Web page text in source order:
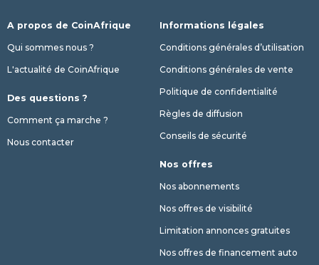
A propos de CoinAfrique
Qui sommes nous ?
L'actualité de CoinAfrique
Des questions ?
Comment ça marche ?
Nous contacter
Informations légales
Conditions générales d’utilisation
Conditions générales de vente
Politique de confidentialité
Règles de diffusion
Conseils de sécurité
Nos offres
Nos abonnements
Nos offres de visibilité
Limitation annonces gratuites
Nos offres de financement auto